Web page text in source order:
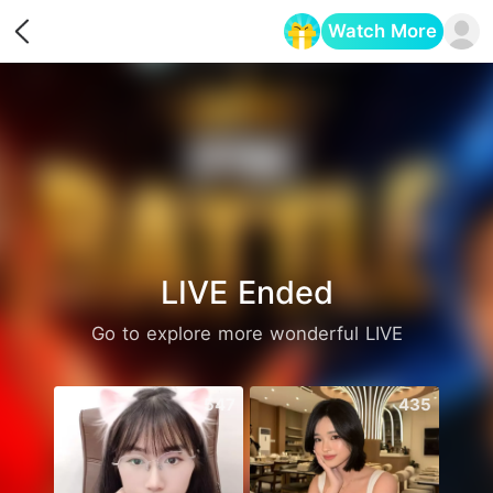
Watch More
LIVE Ended
Go to explore more wonderful LIVE
547 435